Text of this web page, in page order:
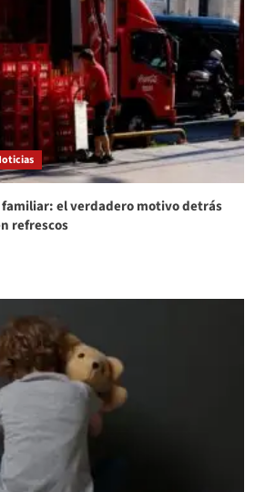
el verdadero motivo detrás
refrescos